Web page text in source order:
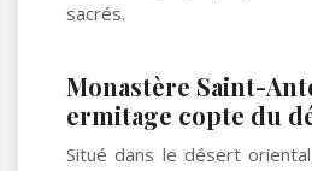
sacrés.
Monastère Saint-
ermitage copte du
Situé dans le désert